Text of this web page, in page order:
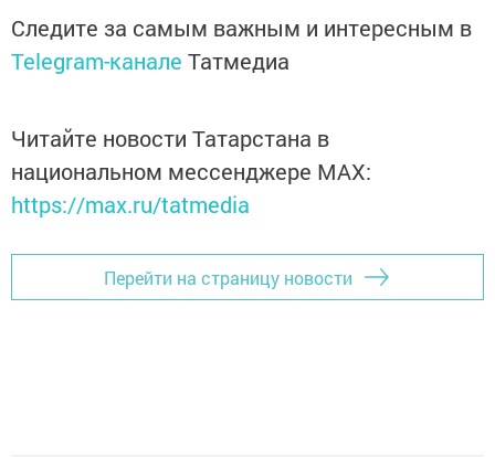
Следите за самым важным и интересным в
Telegram-канале Татмедиа
Читайте новости Татарстана в
национальном мессенджере MАХ:
https://max.ru/tatmedia
Перейти на страницу новости